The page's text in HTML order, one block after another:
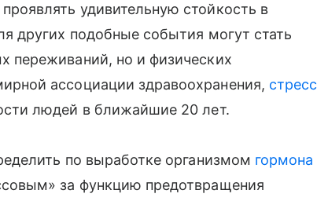
удивительную стойкость в
других подобные события могут стать
переживаний, но и физических
ассоциации здравоохранения, стресс
людей в ближайшие 20 лет.
по выработке организмом гормона
за функцию предотвращения